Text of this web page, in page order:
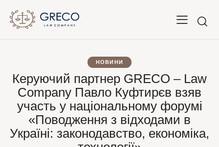
НОВИНИ
Керуючий партнер GRECO – Law
Company Павло Куфтирєв взяв
участь у національному форумі
«Поводження з відходами в
Україні: законодавство, економіка,